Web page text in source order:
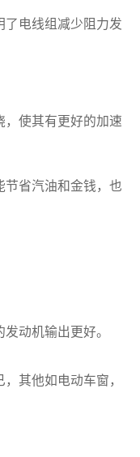
了电线组减少阻力发
，使其有更好的加速
节省汽油和金钱，也
动机输出更好。
其他如电动车窗，